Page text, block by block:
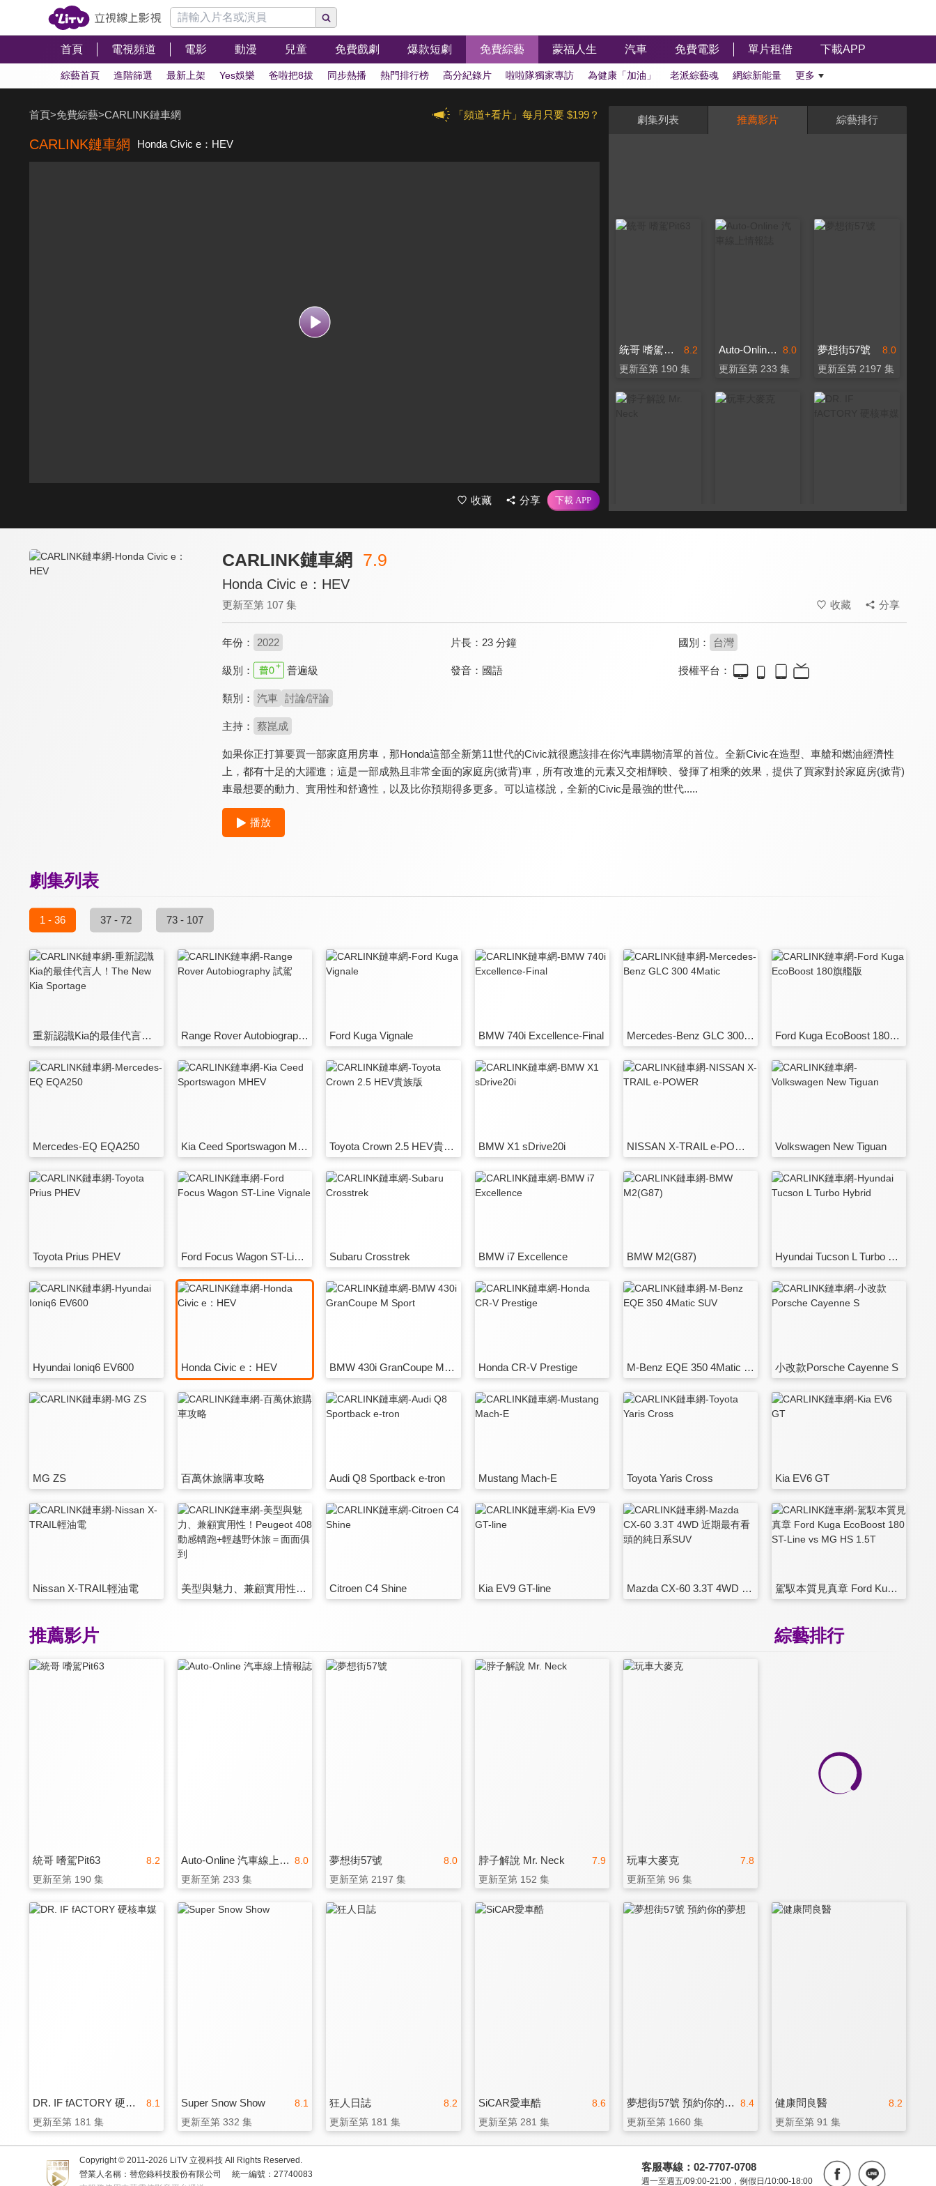
首頁 電視頻道 電影 動漫 兒童 免費戲劇 爆款短劇 免費綜藝 蒙福人生 汽車 免費電影 單片租借 下載APP
綜藝首頁 進階篩選 最新上架 Yes娛樂 爸啦把8拔 同步熱播 熱門排行榜 高分紀錄片 啦啦隊獨家專訪 為健康「加油」 老派綜藝魂 網綜新能量 更多
「頻道+看片」每月只要 $199？
首頁>免費綜藝>CARLINK鏈車網
CARLINK鏈車網 Honda Civic e：HEV
收藏 分享
劇集列表 推薦影片 綜藝排行
8.2
統哥 嗜駕Pit63
更新至第 190 集
8.0
Auto-Online 汽車線上情報誌
更新至第 233 集
8.0
夢想街57號
更新至第 2197 集
CARLINK鏈車網 7.9
Honda Civic e：HEV
更新至第 107 集 收藏 分享
年份： 2022 片長： 23 分鐘 國別： 台灣
級別： 普遍級 發音： 國語 授權平台：
類別： 汽車 討論/評論
主持： 蔡崑成
如果你正打算要買一部家庭用房車，那Honda這部全新第11世代的Civic就很應該排在你汽車購物清單的首位。全新Civic在造型、車艙和燃油經濟性
上，都有十足的大躍進；這是一部成熟且非常全面的家庭房(掀背)車，所有改進的元素又交相輝映、發揮了相乘的效果，提供了買家對於家庭房(掀背)
車最想要的動力、實用性和舒適性，以及比你預期得多更多。可以這樣說，全新的Civic是最強的世代.....
播放
劇集列表
1 - 36 37 - 72 73 - 107
重新認識Kia的最佳代言人！The New Kia Sportage Range Rover Autobiography 試駕 Ford Kuga Vignale BMW 740i Excellence-Final Mercedes-Benz GLC 300 4Matic Ford Kuga EcoBoost 180旗艦版
Mercedes-EQ EQA250 Kia Ceed Sportswagon MHEV Toyota Crown 2.5 HEV貴族版 BMW X1 sDrive20i NISSAN X-TRAIL e-POWER Volkswagen New Tiguan
Toyota Prius PHEV Ford Focus Wagon ST-Line Vignale Subaru Crosstrek BMW i7 Excellence BMW M2(G87) Hyundai Tucson L Turbo Hybrid
Hyundai Ioniq6 EV600 Honda Civic e：HEV BMW 430i GranCoupe M Sport Honda CR-V Prestige M-Benz EQE 350 4Matic SUV 小改款Porsche Cayenne S
MG ZS 百萬休旅購車攻略 Audi Q8 Sportback e-tron Mustang Mach-E Toyota Yaris Cross Kia EV6 GT
Nissan X-TRAIL輕油電 美型與魅力、兼顧實用性！Peugeot 408動感轎跑+輕越野休旅＝面面俱到 Citroen C4 Shine Kia EV9 GT-line Mazda CX-60 3.3T 4WD 近期最有看頭的純日系SUV 駕馭本質見真章 Ford Kuga EcoBoost 180 ST-Line vs MG HS 1.5T
綜藝排行
推薦影片
8.2
統哥 嗜駕Pit63
更新至第 190 集
8.0
Auto-Online 汽車線上情報誌
更新至第 233 集
8.0
夢想街57號
更新至第 2197 集
7.9
脖子解說 Mr. Neck
更新至第 152 集
7.8
玩車大麥克
更新至第 96 集
8.1
DR. IF fACTORY 硬核車媒
更新至第 181 集
8.1
Super Snow Show
更新至第 332 集
8.2
狂人日誌
更新至第 181 集
8.6
SiCAR愛車酷
更新至第 281 集
8.4
夢想街57號 預約你的夢想
更新至第 1660 集
8.2
健康問良醫
更新至第 91 集
Copyright © 2011-2026 LiTV 立視科技 All Rights Reserved.
營業人名稱：替您錄科技股份有限公司
統一編號：27740083
客服專線：02-7707-0708
週一至週五/09:00-21:00，例假日/10:00-18:00